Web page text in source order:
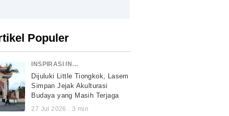
Populer
INSPIRASI INDONESIA
Dijuluki Little Tiongkok, Lasem
Simpan Jejak Akulturasi
Budaya yang Masih Terjaga
27 Jul 2026 . 3 min